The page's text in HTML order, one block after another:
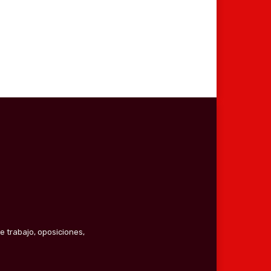
trabajo, oposiciones,